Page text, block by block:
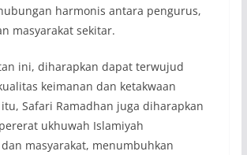
harmonis antara pengurus,
masyarakat sekitar.
ini, diharapkan dapat terwujud
keimanan dan ketakwaan
Safari Ramadhan juga diharapkan
ukhuwah Islamiyah
masyarakat, menumbuhkan